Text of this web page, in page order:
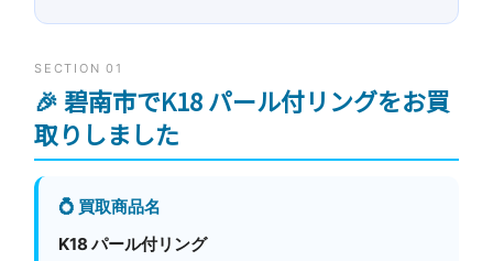
SECTION 01
🎉 碧南市でK18 パール付リングをお買
取りしました
💍 買取商品名
K18 パール付リング